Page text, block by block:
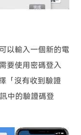
以輸入一個新的電
要使用密碼登入
「沒有收到驗證
中的驗證碼登